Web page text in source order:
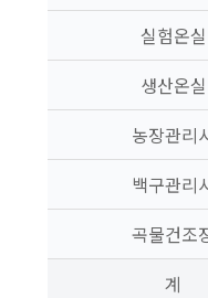
계
실험온실
생산온실
농장관리
백구관리
곡물건조